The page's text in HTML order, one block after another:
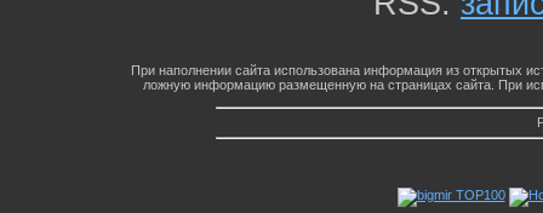
При наполнении сайта использована информация из открытых
ложную информацию размещенную на страницах сайта. При